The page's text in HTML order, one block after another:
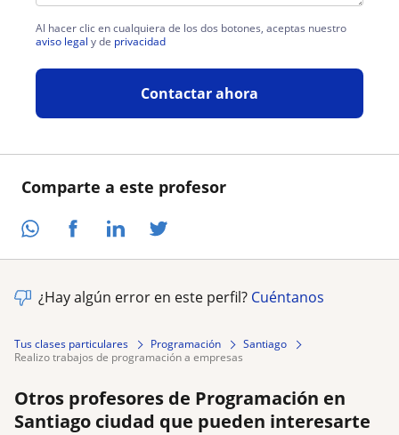
Comparte a este profesor
Al hacer clic en cualquiera de los dos botones, aceptas nuestro
aviso legal y de privacidad
Contactar ahora
¿Hay algún error en este perfil? Cuéntanos
Tus clases particulares Programación
Santiago
realizo trabajos de programación a empresas
Otros profesores de Programación en
Santiago ciudad que pueden interesarte